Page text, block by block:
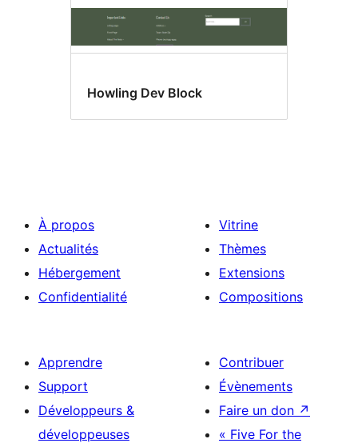
Howling Dev Block
À propos
Actualités
Hébergement
Confidentialité
Vitrine
Thèmes
Extensions
Compositions
Apprendre
Support
Développeurs &
développeuses
Contribuer
Évènements
Faire un don ↗
« Five For the